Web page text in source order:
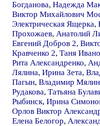
Богданова, Надежда
Виктор Михайлович
Электрическая Ящерка,
Прохожаев, Анатолий
Евгений Добров 2,
Кравченко 2, Таня
Рита Александренко,
Лялина, Ирина Зета,
Пагын, Владимир Мялин
Рудакова, Татьяна
Рыбинск, Ирина
Орлов Виктор
Елена Белогор,